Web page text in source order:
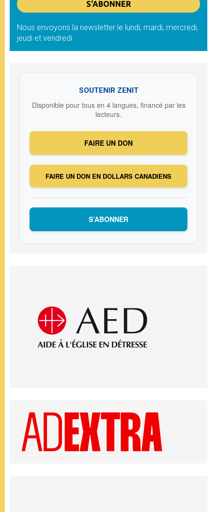
Nous envoyons la newsletter le lundi, mardi, mercredi,
jeudi et vendredi
SOUTENIR ZENIT
Disponible pour tous en 4 langues, financé par les
lecteurs.
FAIRE UN DON
FAIRE UN DON EN DOLLARS CANADIENS
S’ABONNER